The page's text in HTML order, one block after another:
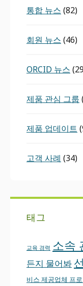
통합 뉴스 (82)
회원 뉴스 (46)
ORCID ​뉴스
제품 관심 그룹
제품 업데이트
고객 사례 (34)
태그
교육 경력 소속
든지 물어봐
비스 제공업체 프